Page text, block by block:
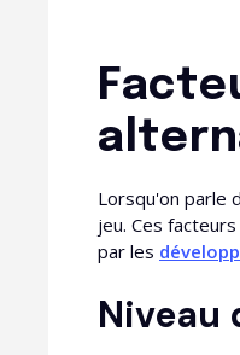
Lorsqu'on parle
jeu. Ces
par les
Niveau